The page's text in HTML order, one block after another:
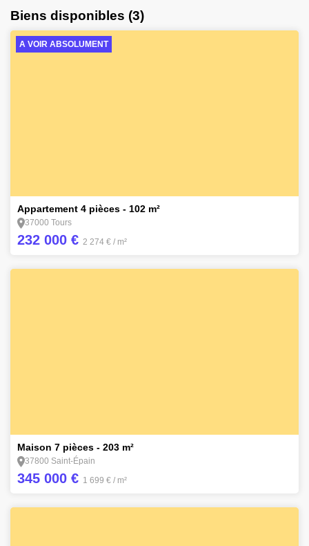
Biens disponibles (3)
A VOIR ABSOLUMENT
Appartement 4 pièces - 102 m²
37000 Tours
232 000 € 2 274 € / m²
Maison 7 pièces - 203 m²
37800 Saint-Épain
345 000 € 1 699 € / m²